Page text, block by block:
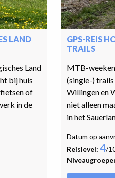
LAND
Land
bij huis
of
in de
GPS-REIS
TRAILS
MTB-
(single-) trails
Willingen en
niet alleen
in het
Datum op
Reislevel:4/